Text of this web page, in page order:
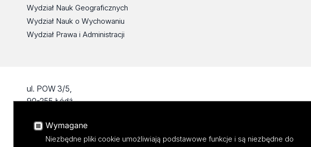
Wydział Nauk Geograficznych
Wydział Nauk o Wychowaniu
Wydział Prawa i Administracji
ul. POW 3/5,
90-255 Łódź
fax: 42/635 50 32
Wymagane
Niezbędne pliki cookie umożliwiają podstawowe funkcje i są niezbędne do